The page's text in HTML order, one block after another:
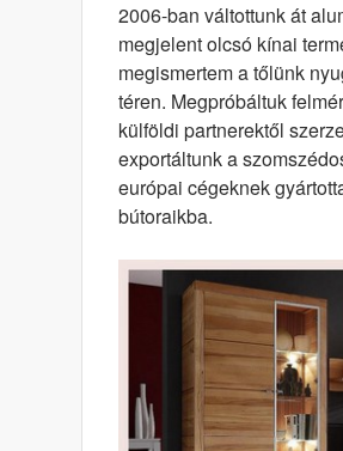
2006-ban váltottunk át
megjelent olcsó kínai
megismertem a tőlünk
téren. Megpróbáltuk
külföldi partnerektől
exportáltunk a
európai cégeknek
bútoraikba.